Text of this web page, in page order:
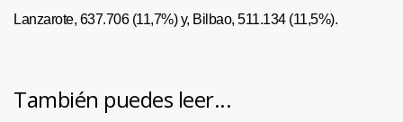
Lanzarote, 637.706 (11,7%) y, Bilbao, 511.134 (11,5%).
También puedes leer...